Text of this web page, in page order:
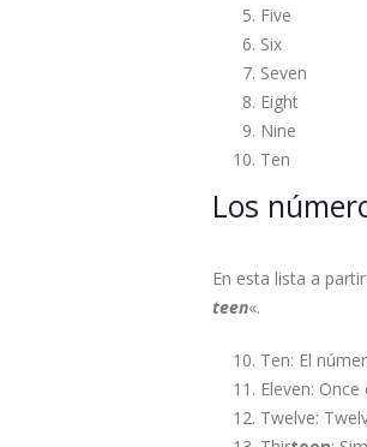
Five
Six
Seven
Eight
Nine
Ten
Los
En esta lista a
teen«.
Ten: El
Eleven:
Twelve: